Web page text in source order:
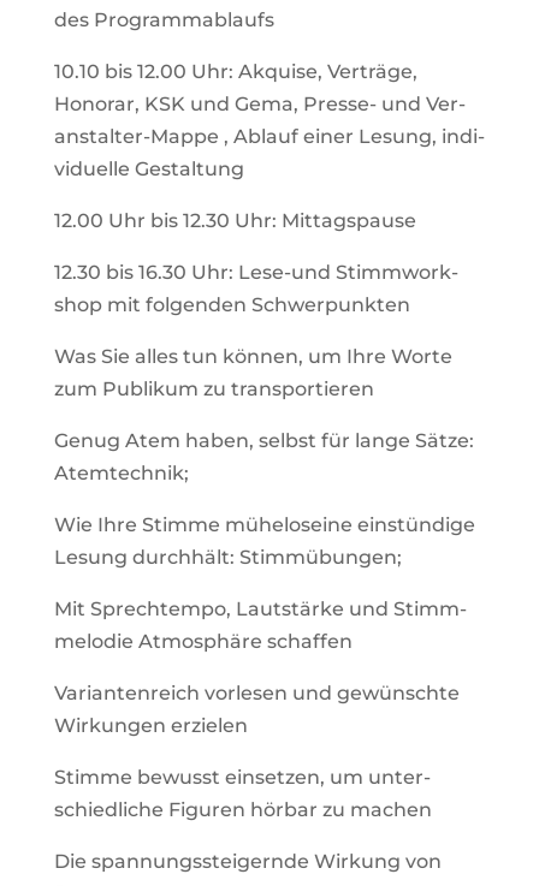
des Programmablaufs
10.10 bis 12.00 Uhr: Akquise, Ver­träge,
Honorar, KSK und Gema, Presse- und Ver­
an­stalter-Mappe , Ablauf einer Lesung, indi­
vi­du­elle Gestaltung
12.00 Uhr bis 12.30 Uhr: Mittagspause
12.30 bis 16.30 Uhr: Lese-und Stimm­work­
shop mit fol­genden Schwerpunkten
Was Sie alles tun können, um Ihre Worte
zum Publikum zu transportieren
Genug Atem haben, selbst für lange Sätze:
Atemtechnik;
Wie Ihre Stimme mühe­los­eine ein­stün­dige
Lesung durch­hält: Stimmübungen;
Mit Sprech­tempo, Laut­stärke und Stimm­
me­lodie Atmo­sphäre schaffen
Vari­an­ten­reich vor­lesen und gewünschte
Wir­kungen erzielen
Stimme bewusst ein­setzen, um unter­
schied­liche Figuren hörbar zu machen
Die span­nungs­stei­gernde Wir­kung von